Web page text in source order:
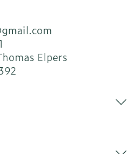
gmail.com
Elpers